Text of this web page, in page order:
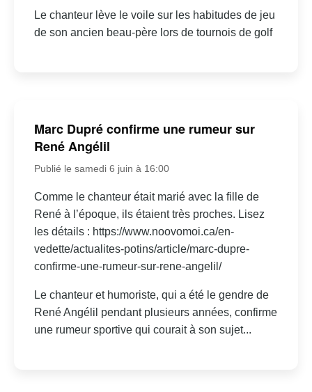
Le chanteur lève le voile sur les habitudes de jeu
de son ancien beau-père lors de tournois de golf
Marc Dupré confirme une rumeur sur
René Angélil
Publié le samedi 6 juin à 16:00
Comme le chanteur était marié avec la fille de
René à l’époque, ils étaient très proches. Lisez
les détails : https://www.noovomoi.ca/en-
vedette/actualites-potins/article/marc-dupre-
confirme-une-rumeur-sur-rene-angelil/
Le chanteur et humoriste, qui a été le gendre de
René Angélil pendant plusieurs années, confirme
une rumeur sportive qui courait à son sujet...